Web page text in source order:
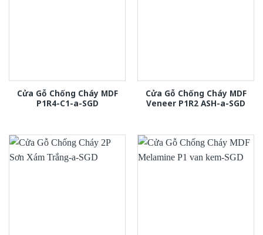
Cửa Gỗ Chống Cháy MDF
P1R4-C1-a-SGD
Cửa Gỗ Chống Cháy MDF
Veneer P1R2 ASH-a-SGD